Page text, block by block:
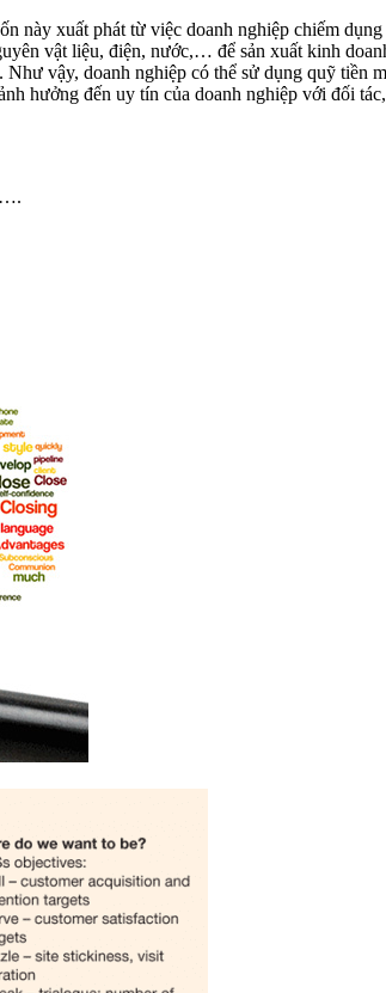
xuất phát từ việc doanh nghiệp chiếm
vật liệu, điện, nước,… để sản xuất kinh
vậy, doanh nghiệp có thể sử dụng quỹ tiền
hưởng đến uy tín của doanh nghiệp với đối